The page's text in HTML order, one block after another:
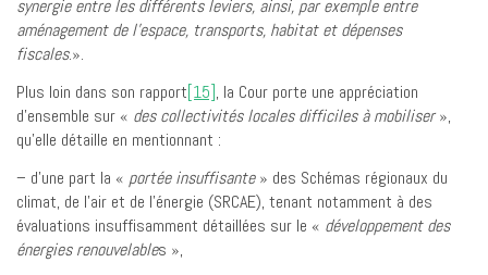
synergie entre les différents leviers, ainsi, par exemple entre
aménagement de l’espace, transports, habitat et dépenses
fiscales.».
Plus loin dans son rapport[15], la Cour porte une appréciation
d’ensemble sur « des collectivités locales difficiles à mobiliser»,
qu’elle détaille en mentionnant :
– d’une part la « portée insuffisante» des Schémas régionaux du
climat, de l’air et de l’énergie (SRCAE), tenant notamment à des
évaluations insuffisamment détaillées sur le « développement des
énergies renouvelables »,